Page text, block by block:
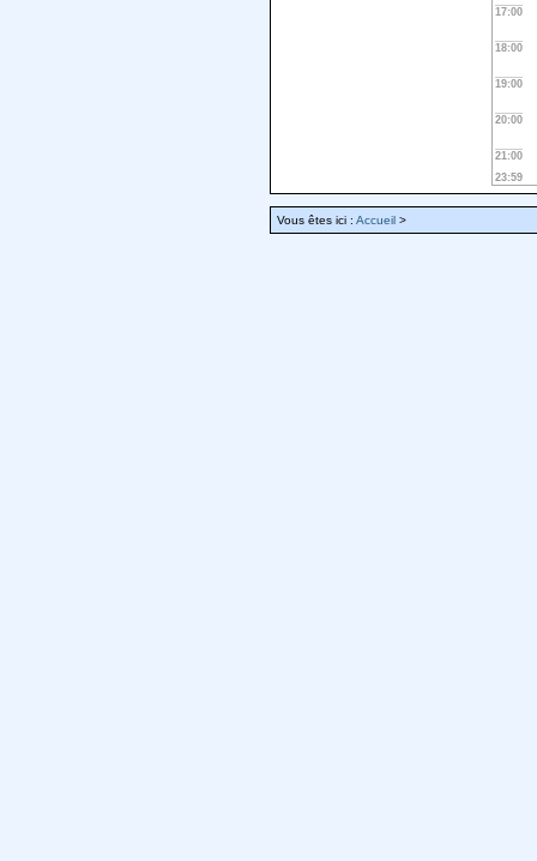
17:00
18:00
19:00
20:00
21:00
23:59
Vous êtes ici : Accueil >